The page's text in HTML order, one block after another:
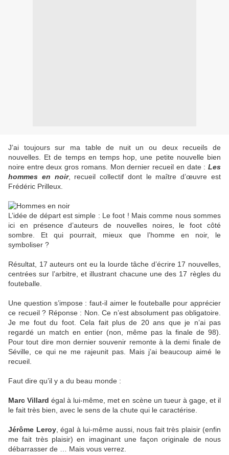
J’ai toujours sur ma table de nuit un ou deux recueils de
nouvelles. Et de temps en temps hop, une petite nouvelle bien
noire entre deux gros romans. Mon dernier recueil en date : Les
hommes en noir, recueil collectif dont le maître d’œuvre est
Frédéric Prilleux.
L’idée de départ est simple : Le foot ! Mais comme nous sommes
ici en présence d’auteurs de nouvelles noires, le foot côté
sombre. Et qui pourrait, mieux que l’homme en noir, le
symboliser ?
Résultat, 17 auteurs ont eu la lourde tâche d’écrire 17 nouvelles,
centrées sur l’arbitre, et illustrant chacune une des 17 règles du
fouteballe.
Une question s’impose : faut-il aimer le fouteballe pour apprécier
ce recueil ? Réponse : Non. Ce n’est absolument pas obligatoire.
Je me fout du foot. Cela fait plus de 20 ans que je n’ai pas
regardé un match en entier (non, même pas la finale de 98).
Pour tout dire mon dernier souvenir remonte à la demi finale de
Séville, ce qui ne me rajeunit pas. Mais j’ai beaucoup aimé le
recueil.
Faut dire qu’il y a du beau monde :
Marc Villard égal à lui-même, met en scène un tueur à gage, et il
le fait très bien, avec le sens de la chute qui le caractérise.
Jérôme Leroy, égal à lui-même aussi, nous fait très plaisir (enfin
me fait très plaisir) en imaginant une façon originale de nous
débarrasser de … Mais vous verrez.